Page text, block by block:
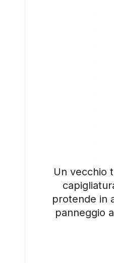
Un vecchio
protende in
panneggio